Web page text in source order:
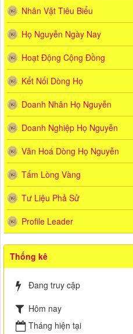
Nhân Vật Tiêu Biểu
Họ Nguyễn Ngày Nay
Hoạt Động Cộng Đồng
Kết Nối Dòng Họ
Doanh Nhân Họ Nguyễn
Doanh Nghiệp Họ Nguyễn
Văn Hoá Dòng Họ Nguyễn
Tấm Lòng Vàng
Tư Liệu Phả Sử
Profile Leader
Thống kê
Đang truy cập
Hôm nay
Tháng hiện tại